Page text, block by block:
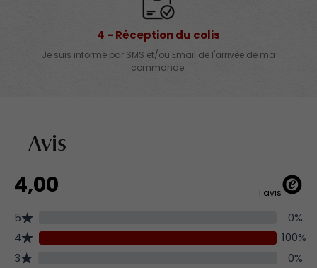
4 - Réception du colis
Je suis informé par SMS et/ou Email de l'arrivée de ma
commande.
Avis